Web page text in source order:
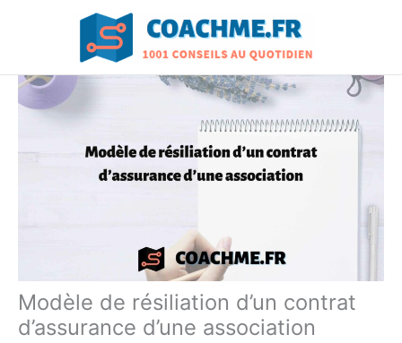
Modèle de résiliation d’un contrat
d’assurance d’une association